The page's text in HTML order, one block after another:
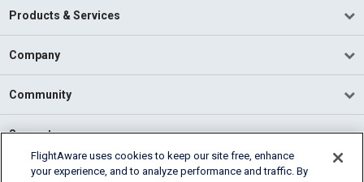
Products & Services
Company
Community
Support
English (USA)
FlightAware uses cookies to keep our site free, enhance
your experience, and to analyze performance and traffic. By